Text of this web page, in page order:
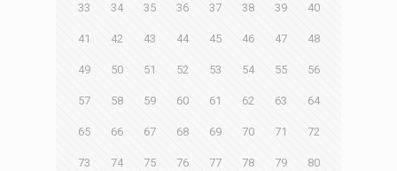
33 34 35 36 37 38 39 40
41 42 43 44 45 46 47 48
49 50 51 52 53 54 55 56
57 58 59 60 61 62 63 64
65 66 67 68 69 70 71 72
73 74 75 76 77 78 79 80